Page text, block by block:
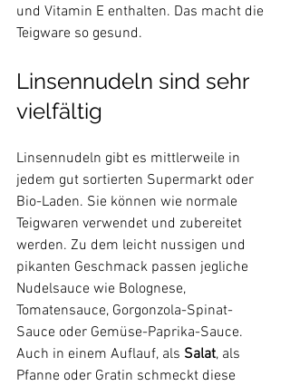
und Vitamin E enthalten. Das macht die
Linsennudeln sind sehr
vielfältig
Linsennudeln gibt es mittlerweile in
jedem gut sortierten Supermarkt oder
Bio-Laden. Sie können wie normale
Teigwaren verwendet und zubereitet
werden. Zu dem leicht nussigen und
pikanten Geschmack passen jegliche
Nudelsauce wie Bolognese,
Tomatensauce, Gorgonzola-Spinat-
Sauce oder Gemüse-Paprika-Sauce.
Auch in einem Auflauf, als Salat, als
Pfanne oder Gratin schmeckt diese